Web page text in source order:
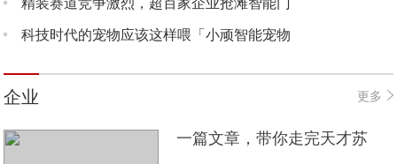
科技时代的宠物应该这样喂「小顽智能宠物
企业 更多
一篇文章，带你走完天才苏